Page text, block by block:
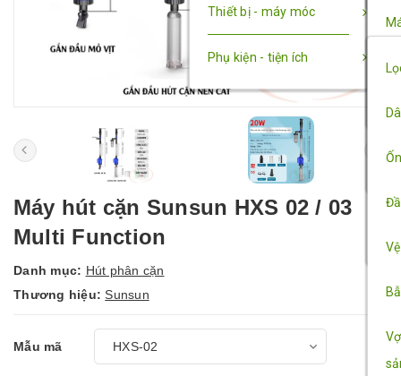
Đá
Thiết bị - máy móc
Phụ kiện - tiện ích
Máy hút cặn Sunsun HXS 02 / 03
Multi Function
Danh mục: Hút phân cặn
Thương hiệu:Sunsun
Mẫu mã